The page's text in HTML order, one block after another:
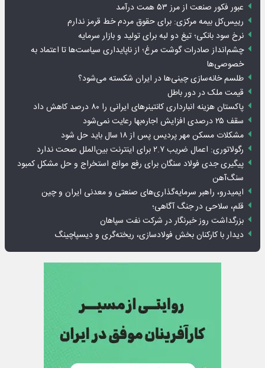
عبور فکور صنعت از مرز ۵۳ همت درآمد
رییس‌کل بیمه مرکزی: برای حقوق مردم خط قرمز ندارم
نرخ سود بانکی؛ تیغ دو لبه برای تولید و بازار سرمایه
چشم‌انداز صادرات گوشت مرغ؛ از ناپایداری سیاست‌ها تا اعتماد به
خصوصی‌ها
طلسم خانه‌سازی چینی‌ها در ایران شکسته می‌شود؟
قیمت ملک در دور باطل
پاکستان هزینه انبارداری کانتینرهای ایرانی را ۸۰ درصد کاهش داد
سقف ۲۵ درصدی افزایش اجاره‌بها رعایت نمی‌شود
مشکلات مسکن مهر پردیس پس از ۱۸ سال باید حل شود
رگولاتوری: اعمال ضریب ۲.۷ برای اینترنت بین‌الملل صحت ندارد
پیگیری جدی فولاد سنگان برای رفع موانع استخراج و حل مشکل کمبود
سنگ‌آهن
ایمیدرو، راهبر سرمایه‌گذاری‌های صنعتی و معدنی ایران و چین
قلم، سلاحی در جنگ آگاهی؛
بزرگداشت روز خبرنگار در شرکت نفت سپاهان
دیدار با کارکنان بخش فولادسازی، ریخته‌گری و دیسپاچینگ